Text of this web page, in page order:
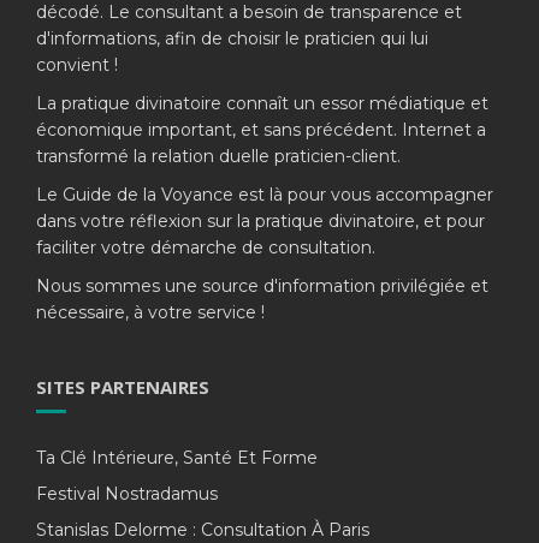
décodé. Le consultant a besoin de transparence et
d'informations, afin de choisir le praticien qui lui
convient !
La pratique divinatoire connaît un essor médiatique et
économique important, et sans précédent. Internet a
transformé la relation duelle praticien-client.
Le Guide de la Voyance est là pour vous accompagner
dans votre réflexion sur la pratique divinatoire, et pour
faciliter votre démarche de consultation.
Nous sommes une source d'information privilégiée et
nécessaire, à votre service !
SITES PARTENAIRES
Ta Clé Intérieure, Santé Et Forme
Festival Nostradamus
Stanislas Delorme : Consultation À Paris